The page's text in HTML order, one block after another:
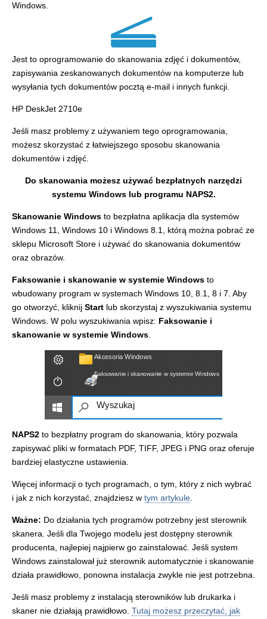
Windows.
Jest to oprogramowanie do skanowania zdjęć i dokumentów,
zapisywania zeskanowanych dokumentów na komputerze lub
wysyłania tych dokumentów pocztą e-mail i innych funkcji.
HP DeskJet 2710e
Jeśli masz problemy z używaniem tego oprogramowania,
możesz skorzystać z łatwiejszego sposobu skanowania
dokumentów i zdjęć.
Do skanowania możesz używać bezpłatnych narzędzi
systemu Windows lub programu NAPS2.
Skanowanie Windows to bezpłatna aplikacja dla systemów
Windows 11, Windows 10 i Windows 8.1, którą można pobrać ze
sklepu Microsoft Store i używać do skanowania dokumentów
oraz obrazów.
Faksowanie i skanowanie w systemie Windows to
wbudowany program w systemach Windows 10, 8.1, 8 i 7. Aby
go otworzyć, kliknij Start lub skorzystaj z wyszukiwania systemu
Windows. W polu wyszukiwania wpisz: Faksowanie i
skanowanie w systemie Windows
NAPS2 to bezpłatny program do skanowania, który pozwala
zapisywać pliki w formatach PDF, TIFF, JPEG i PNG oraz oferuje
bardziej elastyczne ustawienia.
Więcej informacji o tych programach, o tym, który z nich wybrać
i jak z nich korzystać, znajdziesz w tym artykule
Ważne: Do działania tych programów potrzebny jest sterownik
skanera. Jeśli dla Twojego modelu jest dostępny sterownik
producenta, najlepiej najpierw go zainstalować. Jeśli system
Windows zainstalował już sterownik automatycznie i skanowanie
działa prawidłowo, ponowna instalacja zwykle nie jest potrzebna.
Jeśli masz problemy z instalacją sterowników lub drukarka i
skaner nie działają prawidłowo. Tutaj możesz przeczytać, jak